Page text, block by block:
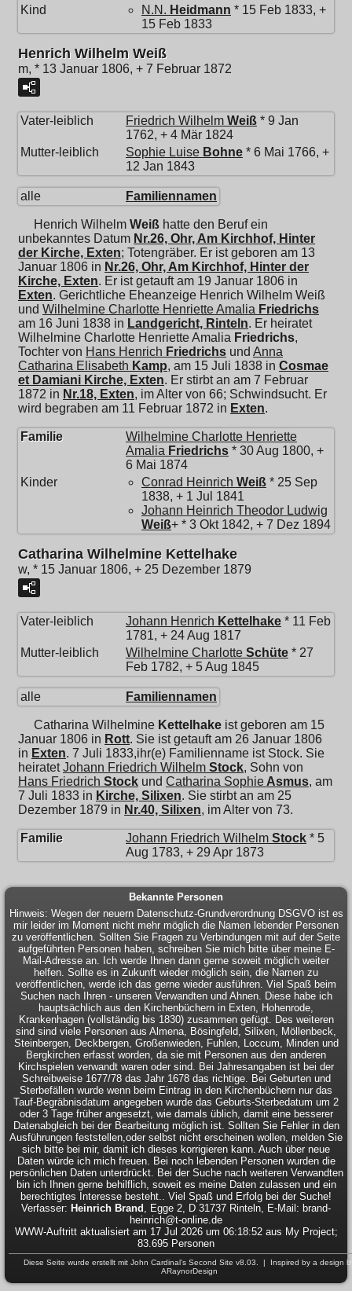
Kind
N.N. Heidmann * 15 Feb 1833, +
15 Feb 1833
Henrich Wilhelm Weiß
m, * 13 Januar 1806, + 7 Februar 1872
Vater-leiblich Friedrich Wilhelm Weiß * 9 Jan
1762, + 4 Mär 1824
Mutter-leiblich
Sophie Luise Bohne * 6 Mai 1766, +
12 Jan 1843
alle Familiennamen
Henrich Wilhelm Weiß hatte den Beruf ein
unbekanntes Datum Nr.26, Ohr, Am Kirchhof, Hinter
der Kirche, Exten; Totengräber. Er ist geboren am 13
Januar 1806 in Nr.26, Ohr, Am Kirchhof, Hinter der
Kirche, Exten. Er ist getauft am 19 Januar 1806 in
Exten. Gerichtliche Eheanzeige Henrich Wilhelm Weiß
und Wilhelmine Charlotte Henriette Amalia Friedrichs
am 16 Juni 1838 in Landgericht, Rinteln. Er heiratet
Wilhelmine Charlotte Henriette Amalia Friedrichs,
Tochter von Hans Henrich Friedrichs und Anna
Catharina Elisabeth Kamp, am 15 Juli 1838 in Cosmae
et Damiani Kirche, Exten. Er stirbt an am 7 Februar
1872 in Nr.18, Exten, im Alter von 66; Schwindsucht. Er
wird begraben am 11 Februar 1872 in Exten.
Familie
Wilhelmine Charlotte Henriette
Amalia Friedrichs * 30 Aug 1800, +
6 Mai 1874
Kinder
Conrad Heinrich Weiß * 25 Sep
1838, + 1 Jul 1841
Johann Heinrich Theodor Ludwig
Weiß+ * 3 Okt 1842, + 7 Dez 1894
Catharina Wilhelmine Kettelhake
w, * 15 Januar 1806, + 25 Dezember 1879
Vater-leiblich Johann Henrich Kettelhake * 11 Feb
1781, + 24 Aug 1817
Mutter-leiblich
Wilhelmine Charlotte Schüte * 27
Feb 1782, + 5 Aug 1845
alle Familiennamen
Catharina Wilhelmine Kettelhake ist geboren am 15
Januar 1806 in Rott. Sie ist getauft am 26 Januar 1806
in Exten. 7 Juli 1833,ihr(e) Familienname ist Stock. Sie
heiratetJohann Friedrich Wilhelm Stock, Sohn von
Hans Friedrich Stock und Catharina Sophie Asmus, am
7 Juli 1833 in Kirche, Silixen. Sie stirbt an am 25
Dezember 1879 in Nr.40, Silixen, im Alter von 73.
Familie Johann Friedrich Wilhelm Stock * 5
Aug 1783, + 29 Apr 1873
Bekannte Personen
Hinweis: Wegen der neuern Datenschutz-Grundverordnung DSGVO ist es
mir leider im Moment nicht mehr möglich die Namen lebender Personen
zu veröffentlichen. Sollten Sie Fragen zu Verbindungen mit auf der Seite
aufgeführten Personen haben, schreiben Sie mich bitte über meine E-
Mail-Adresse an. Ich werde Ihnen dann gerne soweit möglich weiter
helfen. Sollte es in Zukunft wieder möglich sein, die Namen zu
veröffentlichen, werde ich das gerne wieder ausführen. Viel Spaß beim
Suchen nach Ihren - unseren Verwandten und Ahnen. Diese habe ich
hauptsächlich aus den Kirchenbüchern in Exten, Hohenrode,
Krankenhagen (vollständig bis 1830) zusammen gefügt. Des weiteren
sind sind viele Personen aus Almena, Bösingfeld, Silixen, Möllenbeck,
Steinbergen, Deckbergen, Großenwieden, Fuhlen, Loccum, Minden und
Bergkirchen erfasst worden, da sie mit Personen aus den anderen
Kirchspielen verwandt waren oder sind. Bei Jahresangaben ist bei der
Schreibweise 1677/78 das Jahr 1678 das richtige. Bei Geburten und
Sterbefällen wurde wenn beim Eintrag in den Kirchenbüchern nur das
Tauf-Begräbnisdatum angegeben wurde das Geburts-Sterbedatum um 2
oder 3 Tage früher angesetzt, wie damals üblich, damit eine besserer
Datenabgleich bei der Bearbeitung möglich ist. Sollten Sie Fehler in den
Ausführungen feststellen,oder selbst nicht erscheinen wollen, melden Sie
sich bitte bei mir, damit ich dieses korrigieren kann. Auch über neue
Daten würde ich mich freuen. Bei noch lebenden Personen wurden die
persönlichen Daten unterdrückt. Bei der Suche nach weiteren Verwandten
bin ich Ihnen gerne behilflich, soweit es meine Daten zulassen und ein
berechtigtes Interesse besteht.. Viel Spaß und Erfolg bei der Suche!
Verfasser: Heinrich Brand , Egge 2, D 31737 Rinteln, E-Mail: brand-
heinrich@t-online.de
WWW-Auftritt aktualisiert am 17 Jul 2026 um 06:18:52 aus My Project;
83.695 Personen
Diese Seite wurde erstellt mit John Cardinal's Second Site v8.03. | Inspired by a design
ARaynorDesign